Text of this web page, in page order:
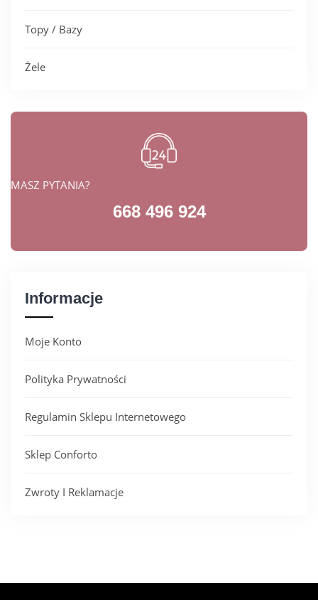
Topy / Bazy
Żele
MASZ PYTANIA?
668 496 924
Informacje
Moje Konto
Polityka Prywatności
Regulamin Sklepu Internetowego
Sklep Conforto
Zwroty I Reklamacje